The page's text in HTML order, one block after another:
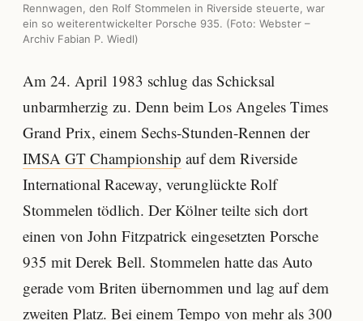
Rennwagen, den Rolf Stommelen in Riverside steuerte, war
ein so weiterentwickelter Porsche 935. (Foto: Webster –
Archiv Fabian P. Wiedl)
Am 24. April 1983 schlug das Schicksal
unbarmherzig zu. Denn beim Los Angeles Times
Grand Prix, einem Sechs-Stunden-Rennen der
IMSA GT Championship auf dem Riverside
International Raceway, verunglückte Rolf
Stommelen tödlich. Der Kölner teilte sich dort
einen von John Fitzpatrick eingesetzten Porsche
935 mit Derek Bell. Stommelen hatte das Auto
gerade vom Briten übernommen und lag auf dem
zweiten Platz. Bei einem Tempo von mehr als 300